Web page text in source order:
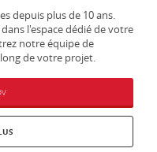
depuis plus de 10 ans.
l'espace dédié de votre
notre équipe de
de votre projet.